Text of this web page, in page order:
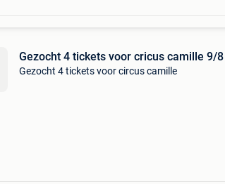
Gezocht 4 tickets voor cricus camille 9/8
Gezocht 4 tickets voor circus camille